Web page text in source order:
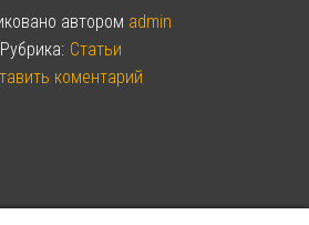
автором admin
Рубрика: Статьи
коментарий